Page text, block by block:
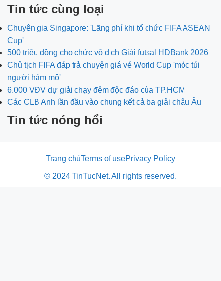
Tin tức cùng loại
Chuyên gia Singapore: 'Lãng phí khi tổ chức FIFA ASEAN
Cup'
500 triệu đồng cho chức vô địch Giải futsal HDBank 2026
Chủ tịch FIFA đáp trả chuyện giá vé World Cup 'móc túi
người hâm mộ'
6.000 VĐV dự giải chạy đêm độc đáo của TP.HCM
Các CLB Anh lần đầu vào chung kết cả ba giải châu Âu
Tin tức nóng hổi
Trang chủTerms of usePrivacy Policy
© 2024 TinTucNet. All rights reserved.